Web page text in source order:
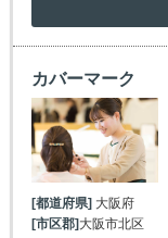
カバーマーク
[都道府県] 大阪府
[市区郡] 大阪市北区